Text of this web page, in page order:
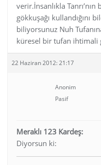
verir.İnsanlıkla
gökkuşağı kullandığını
biliyorsunuz Nuh
küresel bir tufan ihtimali
22 Haziran 2012: 21:17
Anonim
Pasif
Meraklı 123 Kardeş:
Diyorsun ki: